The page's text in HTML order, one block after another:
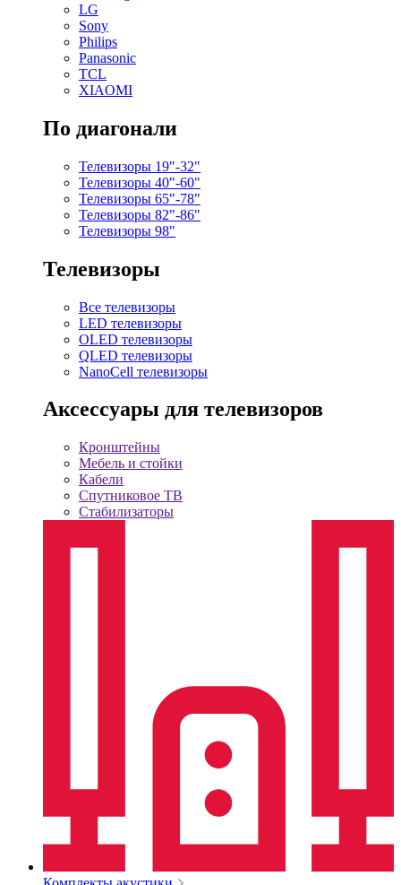
LG
Sony
Philips
Panasonic
TCL
XIAOMI
По диагонали
Телевизоры 19"-32"
Телевизоры 40"-60"
Телевизоры 65"-78"
Телевизоры 82"-86"
Телевизоры 98"
Телевизоры
Все телевизоры
LED телевизоры
OLED телевизоры
QLED телевизоры
NanoCell телевизоры
Аксессуары для телевизоров
Кронштейны
Мебель и стойки
Кабели
Спутниковое ТВ
Стабилизаторы